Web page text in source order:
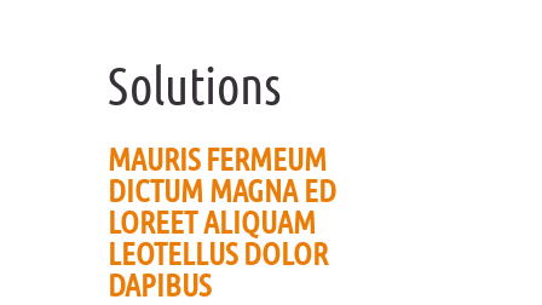
Solutions
MAURIS FERMEUM
DICTUM MAGNA ED
LOREET ALIQUAM
LEOTELLUS DOLOR
DAPIBUS